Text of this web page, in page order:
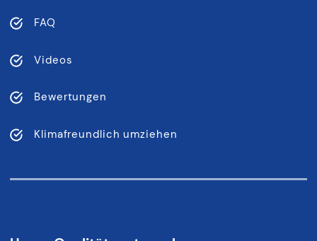
FAQ
Videos
Bewertungen
Klimafreundlich umziehen